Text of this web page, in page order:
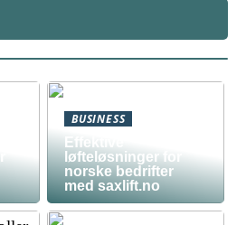
BUSINESS
Effektive
løfteløsninger for
norske bedrifter
med saxlift.no